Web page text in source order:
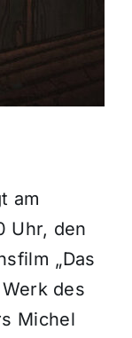
am
Uhr, den
„Das
des
Michel